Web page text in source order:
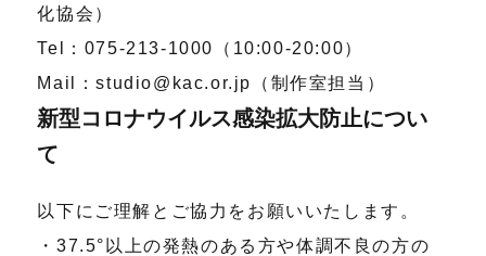
化協会）
Tel：075-213-1000（10:00-20:00）
Mail：studio@kac.or.jp（制作室担当）
新型コロナウイルス感染拡大防止につい
て
以下にご理解とご協力をお願いいたします。
・37.5°以上の発熱のある方や体調不良の方の